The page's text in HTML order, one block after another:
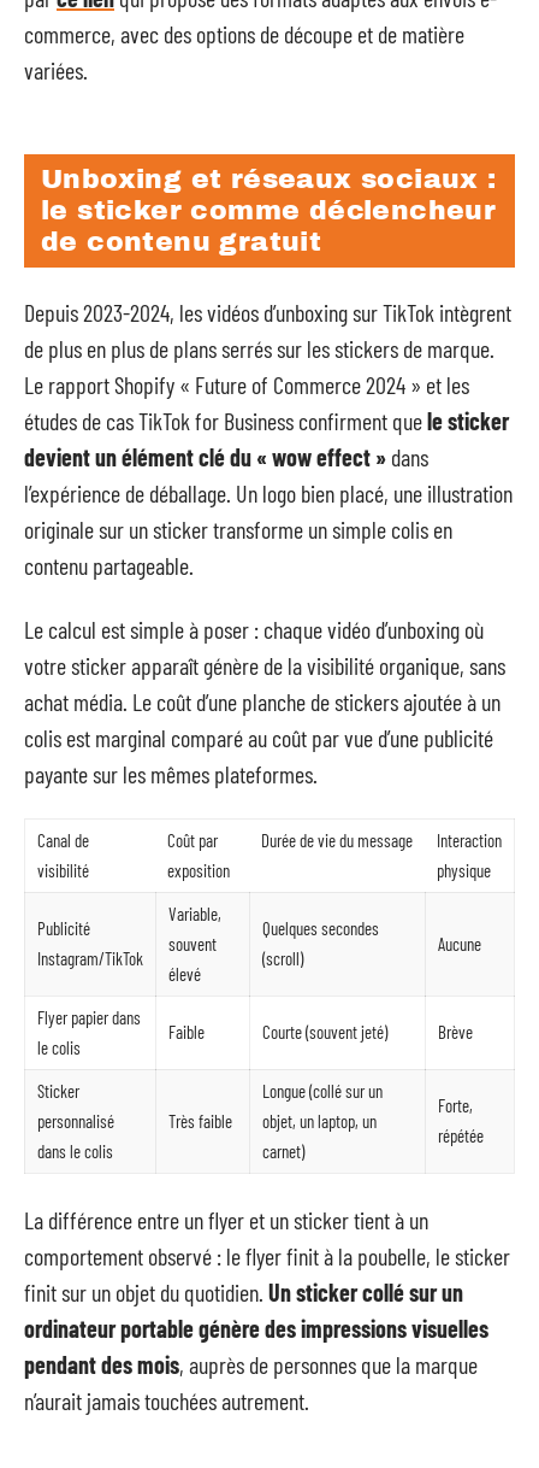
commerce, avec des options de découpe et de matière
variées.
Unboxing et réseaux sociaux :
le sticker comme déclencheur
de contenu gratuit
Depuis 2023-2024, les vidéos d’unboxing sur TikTok intègrent
de plus en plus de plans serrés sur les stickers de marque.
Le rapport Shopify « Future of Commerce 2024 » et les
études de cas TikTok for Business confirment quele sticker
devient un élément clé du « wow effect » dans
l’expérience de déballage. Un logo bien placé, une illustration
originale sur un sticker transforme un simple colis en
contenu partageable.
Le calcul est simple à poser : chaque vidéo d’unboxing où
votre sticker apparaît génère de la visibilité organique, sans
achat média. Le coût d’une planche de stickers ajoutée à un
colis est marginal comparé au coût par vue d’une publicité
payante sur les mêmes plateformes.
Canal de
visibilité
Coût par
exposition
Durée de vie du message
Interaction
physique
Publicité
Instagram/TikTok
Variable,
souvent
élevé
Quelques secondes
(scroll)
Aucune
Flyer papier dans
le colis
Faible Courte (souvent jeté) Brève
Sticker
personnalisé
dans le colis
Très faible
Longue (collé sur un
objet, un laptop, un
carnet)
Forte,
répétée
La différence entre un flyer et un sticker tient à un
comportement observé : le flyer finit à la poubelle, le sticker
finit sur un objet du quotidien. Un sticker collé sur un
ordinateur portable génère des impressions visuelles
pendant des mois, auprès de personnes que la marque
n’aurait jamais touchées autrement.